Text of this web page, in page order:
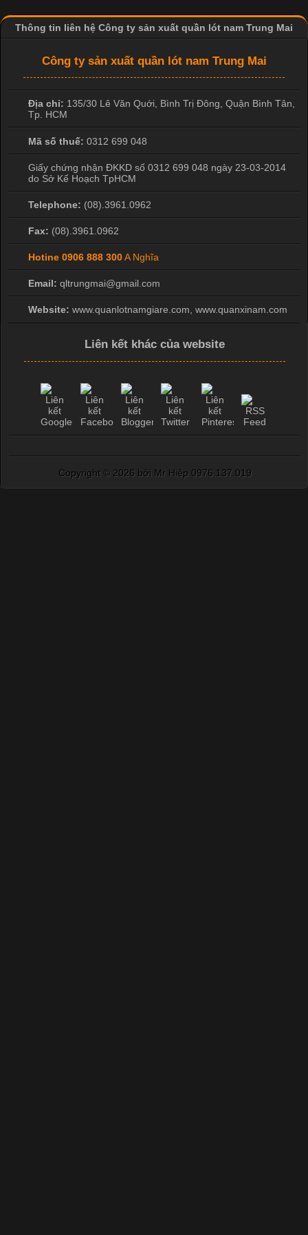
Công Nghệ In Chuyển Nhiệt Trong Ngành Thời Trang Hiện
In Chuyển Nhiệt Là Gì? Công Nghệ In Hiện Đại Trong Ngành
May Mặc Trong ngành in ấn và thời trang, in chuyển nhiệt đang
là một trong những công nghệ phổ biến nhờ khả năng tạo ra
hình ảnh sắc nét và bền màu. Đặc biệt, kỹ thuật này được ứng
dụng rộng rãi trong sản xuất áo thun, đồ thể thao
Thông tin liên hệ Công ty sản xuất quần lót nam Trung Mai
Công ty sản xuất quần lót nam Trung Mai
Địa chỉ: 135/30 Lê Văn Quới, Bình Trị Đông, Quận Bình Tân,
Tp. HCM
Mã số thuế: 0312 699 048
Giấy chứng nhận ĐKKD số 0312 699 048 ngày 23-03-2014
do Sở Kế Hoạch TpHCM
Telephone: (08).3961.0962
Fax: (08).3961.0962
Hotine 0906 888 300A Nghĩa
Email: qltrungmai@gmail.com
Website: www.quanlotnamgiare.com, www.quanxinam.com
Liên kết khác của website
Copyright © 2026 bởi Mr Hiệp 0976.137.019